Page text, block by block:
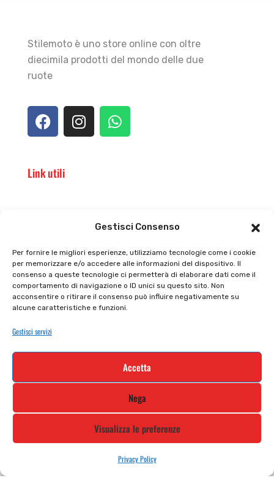
Gestisci Consenso
Per fornire le migliori esperienze, utilizziamo tecnologie come i cookie
per memorizzare e/o accedere alle informazioni del dispositivo. Il
consenso a queste tecnologie ci permetterà di elaborare dati come il
comportamento di navigazione o ID unici su questo sito. Non
acconsentire o ritirare il consenso può influire negativamente su
alcune caratteristiche e funzioni.
Gestisci servizi
Accetta
Nega
Visualizza le preferenze
Privacy Policy
Stilemoto è uno store online con oltre
diecimila prodotti del mondo delle due
ruote
Link utili
Privacy policy
Cookie policy
Tutti prodotti
Termini e condizioni
Iscriviti alla nostra newsletter e rimani